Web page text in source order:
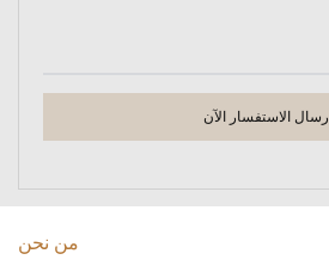
إرسال الاستفسار الآن
من نحن